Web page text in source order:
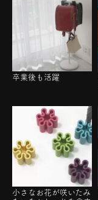
卒業後も活躍
小さなお花が咲いたみ